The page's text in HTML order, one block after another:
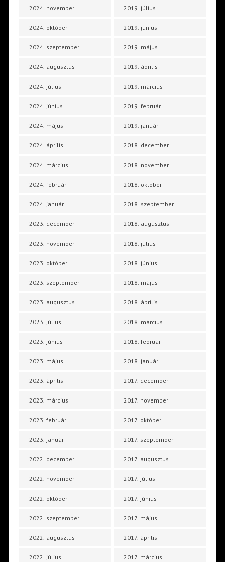
2024. november
2024. október
2024. szeptember
2024. augusztus
2024. július
2024. június
2024. május
2024. április
2024. március
2024. február
2024. január
2023. december
2023. november
2023. október
2023. szeptember
2023. augusztus
2023. július
2023. június
2023. május
2023. április
2023. március
2023. február
2023. január
2022. december
2022. november
2022. október
2022. szeptember
2022. augusztus
2022. július
2019. július
2019. június
2019. május
2019. április
2019. március
2019. február
2019. január
2018. december
2018. november
2018. október
2018. szeptember
2018. augusztus
2018. július
2018. június
2018. május
2018. április
2018. március
2018. február
2018. január
2017. december
2017. november
2017. október
2017. szeptember
2017. augusztus
2017. július
2017. június
2017. május
2017. április
2017. március